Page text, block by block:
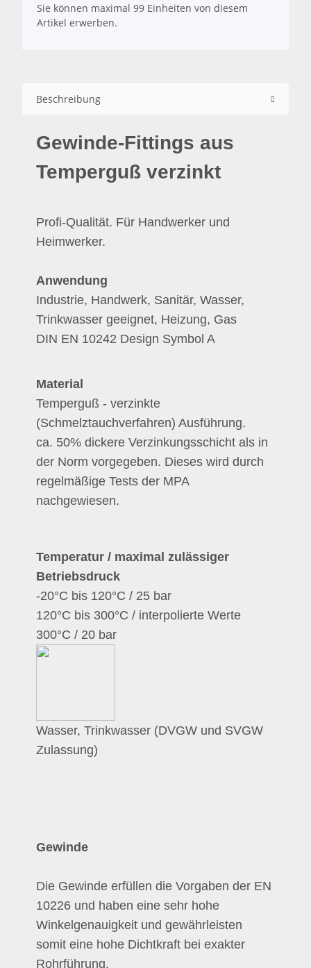
Sie können maximal 99 Einheiten von diesem
Artikel erwerben.
Beschreibung
Gewinde-Fittings aus
Temperguß verzinkt
Profi-Qualität. Für Handwerker und
Heimwerker.
Anwendung
Industrie, Handwerk, Sanitär, Wasser,
Trinkwasser geeignet, Heizung, Gas
DIN EN 10242 Design Symbol A
Material
Temperguß - verzinkte
(Schmelztauchverfahren) Ausführung.
ca. 50% dickere Verzinkungsschicht als in
der Norm vorgegeben. Dieses wird durch
regelmäßige Tests der MPA
nachgewiesen.
Temperatur / maximal zulässiger
Betriebsdruck
-20°C bis 120°C / 25 bar
120°C bis 300°C / interpolierte Werte
300°C / 20 bar
Wasser, Trinkwasser (DVGW und SVGW
Zulassung)
Gewinde
Die Gewinde erfüllen die Vorgaben der EN
10226 und haben eine sehr hohe
Winkelgenauigkeit und gewährleisten
somit eine hohe Dichtkraft bei exakter
Rohrführung.